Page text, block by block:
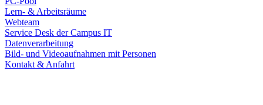
Lern- & Arbeitsräume
Webteam
Service Desk der Campus IT
Datenverarbeitung
Bild- und Videoaufnahmen mit Personen
Kontakt & Anfahrt